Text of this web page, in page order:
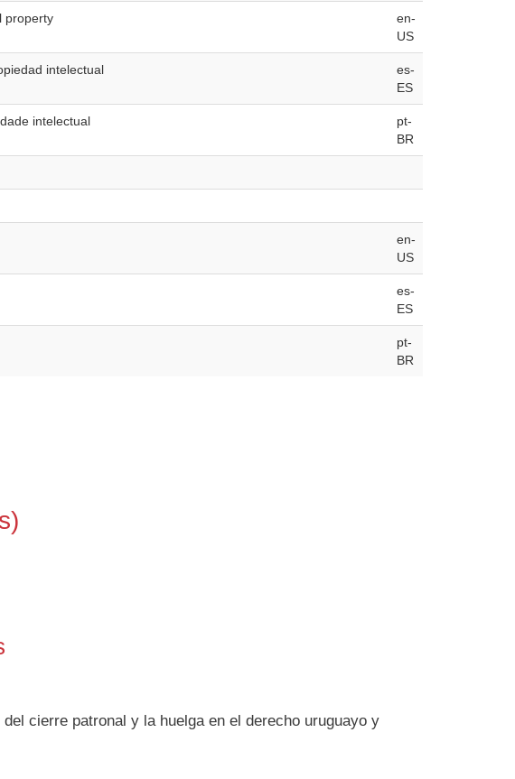
property
en-
US
intelectual
es-
ES
intelectual
pt-
BR
en-
US
es-
ES
pt-
BR
cierre patronal y la huelga en el derecho uruguayo y